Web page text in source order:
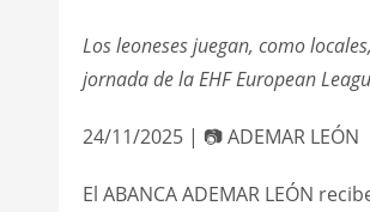
Los leoneses juegan, como
jornada de la EHF European
24/11/2025 | 📷 ADEMAR LEÓN
El ABANCA ADEMAR LEÓN